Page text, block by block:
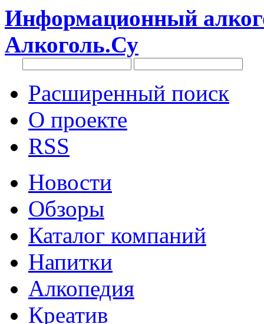
Информационный
Алкоголь.Су
Расширенный поиск
О проекте
RSS
Новости
Обзоры
Каталог компаний
Напитки
Алкопедия
Креатив